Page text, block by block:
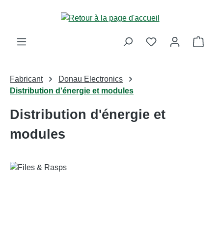
Passer au contenu principal
Le
Fabricant
Donau Electronics
Distribution d'énergie et modules
Distribution d'énergie et
modules